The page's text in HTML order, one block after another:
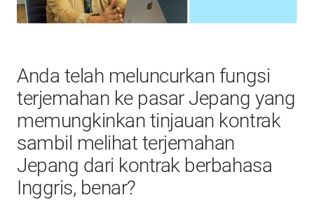
Anda telah meluncurkan fungsi
terjemahan ke pasar Jepang yang
memungkinkan tinjauan kontrak
sambil melihat terjemahan
Jepang dari kontrak berbahasa
Inggris, benar?